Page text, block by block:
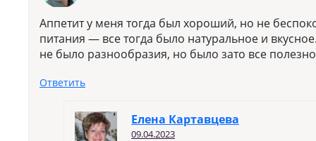
Аппетит у меня тогда был хороший, но не
питания — все тогда было натуральное и
не было разнообразия, но было зато все
Ответить
Елена Картавцева
09.04.2023